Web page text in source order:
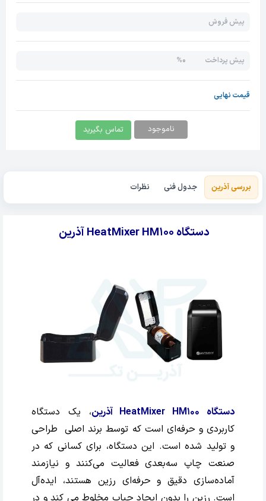
پیش فروش
پیش پرداخت 0%
قیمت نهایی
ناموجود تماس بگیرید
بررسی آذرین جدول فنی نظرات
دستگاه HeatMixer HM100 آذرین
دستگاه HeatMixer HM100 آذرین
، یک دستگاه
کاربردی و حرفه‌ای است که توسط برند اصلی طراحی
و تولید شده است. این دستگاه، برای کسانی که در
صنعت چاپ سه‌بعدی فعالیت می‌کنند و نیازمند
آماده‌سازی دقیق و حرفه‌ای رزین هستند، ایده‌آل
است. رزین را بدون ایجاد حباب مخلوط می کند و در